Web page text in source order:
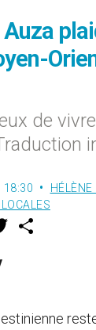
Auza
de
18:30
w